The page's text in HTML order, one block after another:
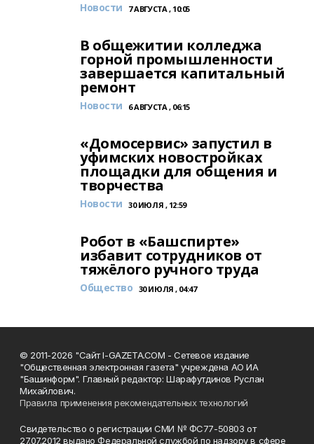
Новости 7 АВГУСТА , 10:05
В общежитии колледжа
горной промышленности
завершается капитальный
ремонт
Новости 6 АВГУСТА , 06:15
«Домосервис» запустил в
уфимских новостройках
площадки для общения и
творчества
Новости 30 ИЮЛЯ , 12:59
Робот в «Башспирте»
избавит сотрудников от
тяжёлого ручного труда
Общество 30 ИЮЛЯ , 04:47
© 2011-2026 "Сайт I-GAZETA.COM - Сетевое издание
"Общественная электронная газета" учреждена АО ИА
"Башинформ". Главный редактор: Шарафутдинов Руслан
Михайлович.
Правила применения рекомендательных технологий
Свидетельство о регистрации СМИ № ФС77-50803 от
27.07.2012 выдано Федеральной службой по надзору в сфере